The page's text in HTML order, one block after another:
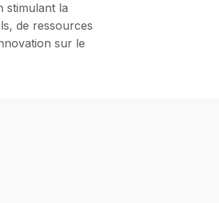
stimulant la
de ressources
sur le